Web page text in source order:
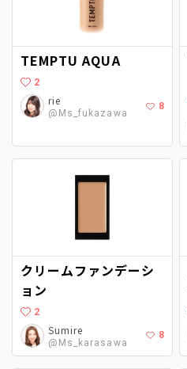
TEMPTU AQUA
2
rie
@Ms_fukazawa
8
クリームファンデーシ
ョン
2
Sumire
@Ms_karasawa
8